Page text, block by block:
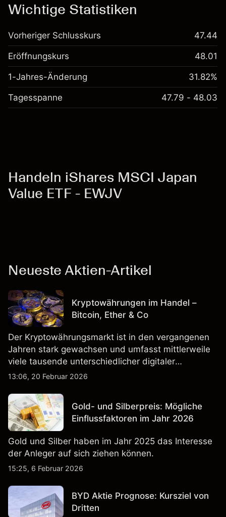
Wichtige Statistiken
Vorheriger Schlusskurs 47.44
Eröffnungskurs 48.01
1-Jahres-Änderung 31.82%
Tagesspanne 47.79 - 48.03
Handeln iShares MSCI Japan
Value ETF - EWJV
Neueste Aktien-Artikel
Kryptowährungen im Handel –
Bitcoin, Ether & Co
Der Kryptowährungsmarkt ist in den vergangenen
Jahren stark gewachsen und umfasst mittlerweile
viele tausende unterschiedlicher digitaler
Währungen.
13:06, 20 Februar 2026
Gold- und Silberpreis: Mögliche
Einflussfaktoren im Jahr 2026
Gold und Silber haben im Jahr 2025 das Interesse
der Anleger auf sich ziehen können.
15:25, 6 Februar 2026
BYD Aktie Prognose: Kursziel von
Dritten